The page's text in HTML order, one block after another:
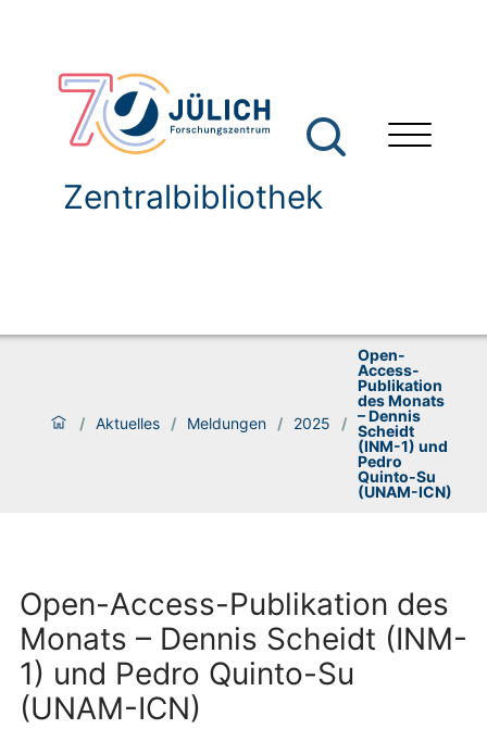
Zentralbibliothek
/ Aktuelles / Meldungen / 2025 /
Open-
Access-
Publikation
des Monats
– Dennis
Scheidt
(INM-1) und
Pedro
Quinto-Su
(UNAM-ICN)
Open-Access-Publikation des
Monats – Dennis Scheidt (INM-
1) und Pedro Quinto-Su
(UNAM-ICN)